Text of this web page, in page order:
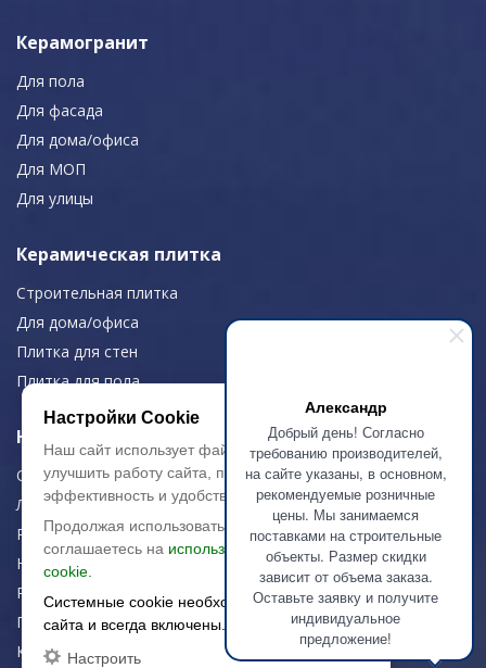
Александр
Добрый день! Согласно
требованию производителей,
на сайте указаны, в основном,
рекомендуемые розничные
цены. Мы занимаемся
поставками на строительные
объекты. Размер скидки
зависит от объема заказа.
Оставьте заявку и получите
индивидуальное
предложение!
Керамогранит
Для пола
Для фасада
Для дома/офиса
Для МОП
Для улицы
Керамическая плитка
Строительная плитка
Для дома/офиса
Плитка для стен
Плитка для пола
Навигация
О компании
Логистика
Резка керамогранита
Новости
Рекомендации
Портфолио
Контакты
Настройки Cookie
Наш сайт использует файлы cookie, чтобы
улучшить работу сайта, повысить его
эффективность и удобство.
Продолжая использовать сайт, вы
соглашаетесь на использование файлов
cookie.
Системные cookie необходимы для работы
сайта и всегда включены.
Настроить